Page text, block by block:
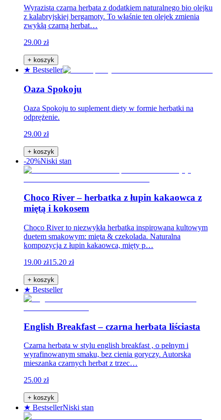
Wyrazista czarna herbata z dodatkiem naturalnego bio olejku
z kalabryjskiej bergamoty. To właśnie ten olejek zmienia
zwykłą czarną herbat…
29.00 zł
+ koszyk
★ Bestseller
Oaza Spokoju
Oaza Spokoju to suplement diety w formie herbatki na
odprężenie.
29.00 zł
+ koszyk
-20%Niski stan
Choco River – herbatka z łupin kakaowca z
miętą i kokosem
Choco River to niezwykła herbatka inspirowana kultowym
duetem smakowym: mięta & czekolada. Naturalna
kompozycja z łupin kakaowca, mięty p…
19.00 zł15.20 zł
+ koszyk
★ Bestseller
English Breakfast – czarna herbata liściasta
Czarna herbata w stylu english breakfast , o pełnym i
wyrafinowanym smaku, bez cienia goryczy. Autorska
mieszanka czarnych herbat z trzec…
25.00 zł
+ koszyk
★ BestsellerNiski stan